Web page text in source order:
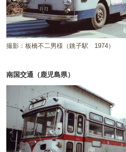
撮影：板橋不二男様（銚子駅 1974）
南国交通（鹿児島県）